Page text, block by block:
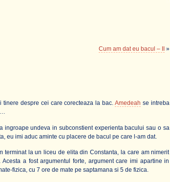
Cum am dat eu bacul – II »
despre cei care corecteaza la bac. Amedeah se intreba
ingroape undeva in subconstient experienta bacului sau o sa
eu imi aduc aminte cu placere de bacul pe care l-am dat.
terminat la un liceu de elita din Constanta, la care am nimerit
a fost argumentul forte, argument care imi apartine in
fizica, cu 7 ore de mate pe saptamana si 5 de fizica.